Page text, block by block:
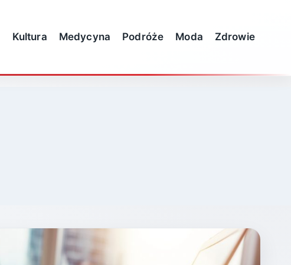
Kultura Medycyna Podróże Moda Zdrowie